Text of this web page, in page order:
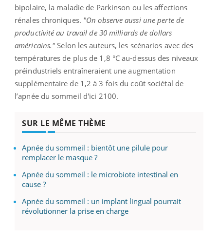
bipolaire, la maladie de Parkinson ou les affections
rénales chroniques. "On observe aussi une perte de
productivité au travail de 30 milliards de dollars
américains." Selon les auteurs, les scénarios avec des
températures de plus de 1,8 °C au-dessus des niveaux
préindustriels entraîneraient une augmentation
supplémentaire de 1,2 à 3 fois du coût sociétal de
l’apnée du sommeil d'ici 2100.
SUR LE MÊME THÈME
Apnée du sommeil : bientôt une pilule pour
remplacer le masque ?
Apnée du sommeil : le microbiote intestinal en
cause ?
Apnée du sommeil : un implant lingual pourrait
révolutionner la prise en charge